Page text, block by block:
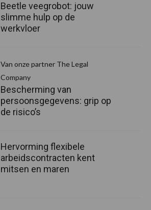
Beetle veegrobot: jouw
slimme hulp op de
werkvloer
Van onze partner The Legal
Company
Bescherming van
persoonsgegevens: grip op
de risico’s
Hervorming flexibele
arbeidscontracten kent
mitsen en maren